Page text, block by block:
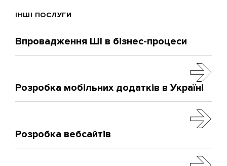
ІНШІ ПОСЛУГИ
Впровадження ШІ в бізнес-процеси
Розробка мобільних додатків в Україні
Розробка вебсайтів